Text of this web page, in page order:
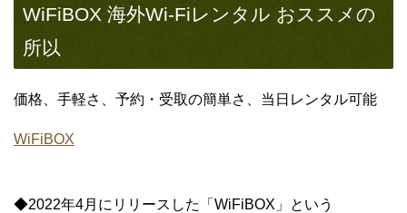
WiFiBOX 海外Wi-Fiレンタル おススメの
所以
価格、手軽さ、予約・受取の簡単さ、当日レンタル可能
WiFiBOX
◆2022年4月にリリースした「WiFiBOX」という